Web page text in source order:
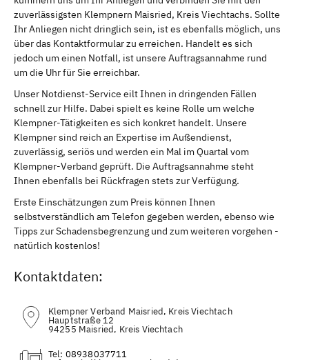
zuverlässigsten Klempnern Maisried, Kreis Viechtachs. Sollte
Ihr Anliegen nicht dringlich sein, ist es ebenfalls möglich, uns
über das Kontaktformular zu erreichen. Handelt es sich
jedoch um einen Notfall, ist unsere Auftragsannahme rund
um die Uhr für Sie erreichbar.
Unser Notdienst-Service eilt Ihnen in dringenden Fällen
schnell zur Hilfe. Dabei spielt es keine Rolle um welche
Klempner-Tätigkeiten es sich konkret handelt. Unsere
Klempner sind reich an Expertise im Außendienst,
zuverlässig, seriös und werden ein Mal im Quartal vom
Klempner-Verband geprüft. Die Auftragsannahme steht
Ihnen ebenfalls bei Rückfragen stets zur Verfügung.
Erste Einschätzungen zum Preis können Ihnen
selbstverständlich am Telefon gegeben werden, ebenso wie
Tipps zur Schadensbegrenzung und zum weiteren vorgehen -
natürlich kostenlos!
Kontaktdaten:
Klempner Verband Maisried, Kreis Viechtach
Hauptstraße 12
94255 Maisried, Kreis Viechtach
Tel: 08938037711